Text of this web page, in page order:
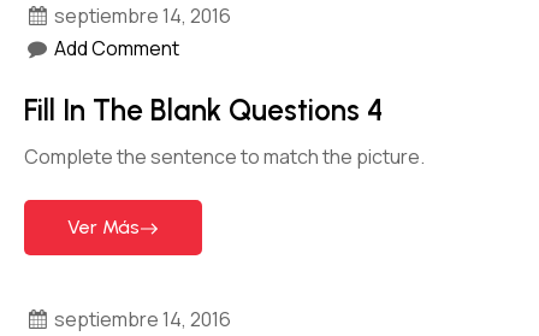
septiembre 14, 2016
Add Comment
Fill In The Blank Questions 4
Complete the sentence to match the picture.
Ver Más
septiembre 14, 2016